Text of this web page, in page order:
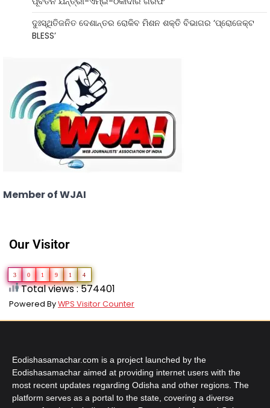
ଦୁଃସ୍ଥିତିଜନିତ ଦେଶାନ୍ତର ରୋକିବ ମିଶନ ଶକ୍ତି ବିଭାଗର ‘ପ୍ରୋଜେକ୍ଟ
BLESS’
Member of WJAI
Our Visitor
3 0 1 9 1 4
Total views : 574401
Powered ByWPS Visitor Counter
Eodishasamachar.com is a project launched by the
Eodishasamachar aimed at providing internet users with the
most recent updates regarding Odisha and other regions. The
platform serves as a portal to the state, covering a diverse